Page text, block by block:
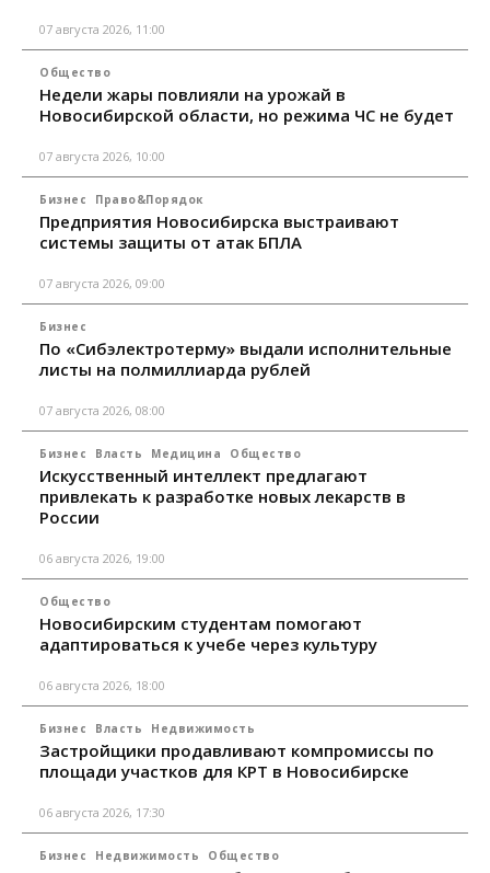
07 августа 2026, 11:00
Общество
Недели жары повлияли на урожай в
Новосибирской области, но режима ЧС не будет
07 августа 2026, 10:00
Бизнес Право&Порядок
Предприятия Новосибирска выстраивают
системы защиты от атак БПЛА
07 августа 2026, 09:00
Бизнес
По «Сибэлектротерму» выдали исполнительные
листы на полмиллиарда рублей
07 августа 2026, 08:00
Бизнес Власть Медицина Общество
Искусственный интеллект предлагают
привлекать к разработке новых лекарств в
России
06 августа 2026, 19:00
Общество
Новосибирским студентам помогают
адаптироваться к учебе через культуру
06 августа 2026, 18:00
Бизнес Власть Недвижимость
Застройщики продавливают компромиссы по
площади участков для КРТ в Новосибирске
06 августа 2026, 17:30
Бизнес Недвижимость Общество